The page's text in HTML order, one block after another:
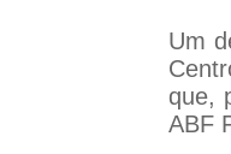
Um
que,
ABF